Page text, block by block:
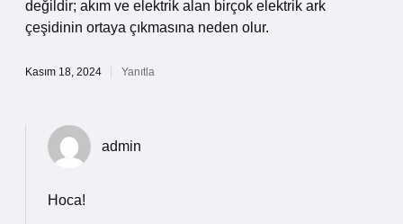
değildir; akım ve elektrik alan birçok elektrik ark
çeşidinin ortaya çıkmasına neden olur.
Kasım 18, 2024 Yanıtla
admin
Hoca!